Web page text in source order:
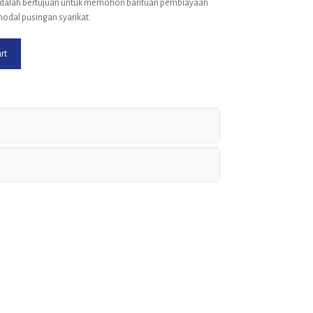
bertujuan untuk memohon bantuan pembiayaan
pusingan syarikat.